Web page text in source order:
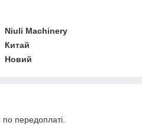
Niuli Machinery
Китай
Новий
по передоплаті.